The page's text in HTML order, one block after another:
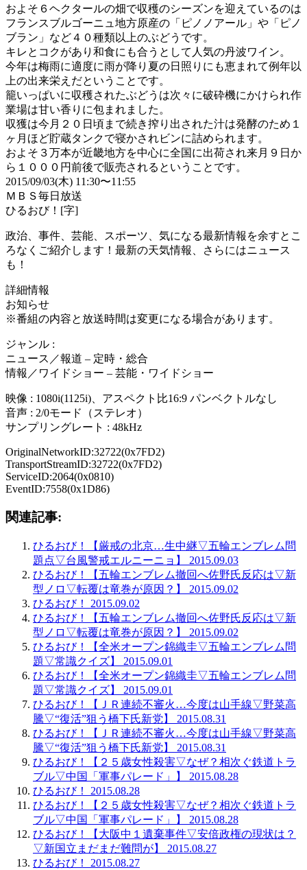
およそ６ヘクタールの畑で収穫のシーズンを迎えているのは
フランスブルゴーニュ地方原産の「ピノノアール」や「ピノ
ブラン」など４０種類以上のぶどうです。
キレとコクがあり和食にも合うとして人気の丹波ワイン。
今年は梅雨に適度に雨が降り夏の日照りにも恵まれて例年以
上の出来栄えだということです。
籠いっぱいに収穫されたぶどうは次々に破砕機にかけられ作
業場は甘い香りに包まれました。
収獲は今月２０日頃まで続き搾り出された汁は発酵のため１
ヶ月ほど貯蔵タンクで寝かされビンに詰められます。
およそ３万本が近畿地方を中心に全国に出荷され来月９日か
ら１０００円前後で販売されるということです。
2015/09/03(木) 11:30〜11:55
ＭＢＳ毎日放送
ひるおび！[字]
政治、事件、芸能、スポーツ、気になる最新情報を余すとこ
ろなくご紹介します！最新の天気情報、さらにはニュース
も！
詳細情報
お知らせ
※番組の内容と放送時間は変更になる場合があります。
ジャンル :
ニュース／報道 – 定時・総合
情報／ワイドショー – 芸能・ワイドショー
映像 : 1080i(1125i)、アスペクト比16:9 パンベクトルなし
音声 : 2/0モード（ステレオ）
サンプリングレート : 48kHz
OriginalNetworkID:32722(0x7FD2)
TransportStreamID:32722(0x7FD2)
ServiceID:2064(0x0810)
EventID:7558(0x1D86)
関連記事:
ひるおび！【厳戒の北京…生中継▽五輪エンブレム問
題点▽台風警戒エルニーニョ】 2015.09.03
ひるおび！【五輪エンブレム撤回へ佐野氏反応は▽新
型ノロ▽転覆は竜巻が原因？】 2015.09.02
ひるおび！ 2015.09.02
ひるおび！【五輪エンブレム撤回へ佐野氏反応は▽新
型ノロ▽転覆は竜巻が原因？】 2015.09.02
ひるおび！【全米オープン錦織圭▽五輪エンブレム問
題▽常識クイズ】 2015.09.01
ひるおび！【全米オープン錦織圭▽五輪エンブレム問
題▽常識クイズ】 2015.09.01
ひるおび！【ＪＲ連続不審火…今度は山手線▽野菜高
騰▽“復活”狙う橋下氏新党】 2015.08.31
ひるおび！【ＪＲ連続不審火…今度は山手線▽野菜高
騰▽“復活”狙う橋下氏新党】 2015.08.31
ひるおび！【２５歳女性殺害▽なぜ？相次ぐ鉄道トラ
ブル▽中国「軍事パレード」】 2015.08.28
ひるおび！ 2015.08.28
ひるおび！【２５歳女性殺害▽なぜ？相次ぐ鉄道トラ
ブル▽中国「軍事パレード」】 2015.08.28
ひるおび！【大阪中１遺棄事件▽安倍政権の現状は？
▽新国立まだまだ難問が】 2015.08.27
ひるおび！ 2015.08.27